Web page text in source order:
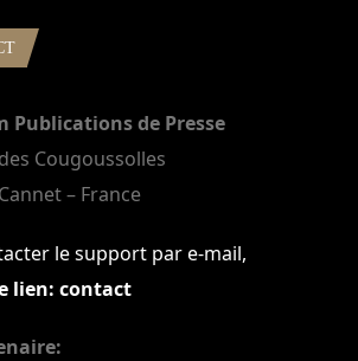
Publications de Presse
Cougoussolles
– France
le support par e-mail,
lien: contact